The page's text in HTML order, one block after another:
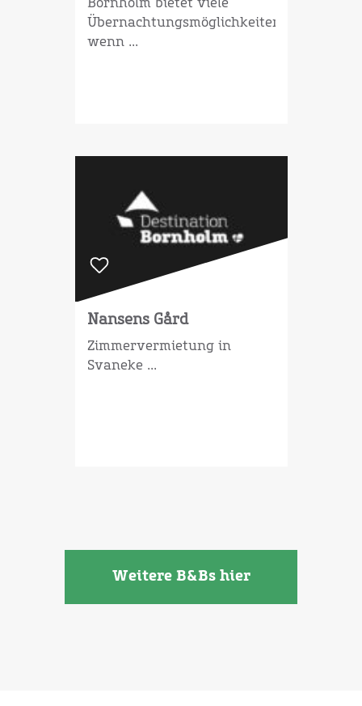
Bornholm bietet viele
Übernachtungsmöglichkeiten,
wenn ...
Nansens Gård
Zimmervermietung in
Svaneke ...
Weitere B&Bs hier